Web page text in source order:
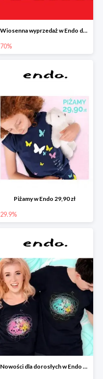
Wiosenna wyprzedaż w Endo do -70%
70%
Piżamy w Endo 29,90 zł
29.9%
Nowości dla dorosłych w Endo -20%